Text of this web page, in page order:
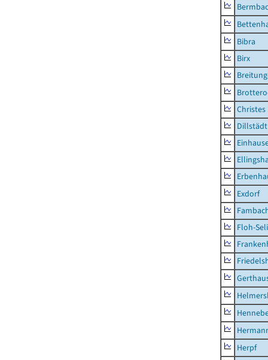
Bibra
Birx
Christes
Dillstädt
Exdorf
Floh-
Herpf